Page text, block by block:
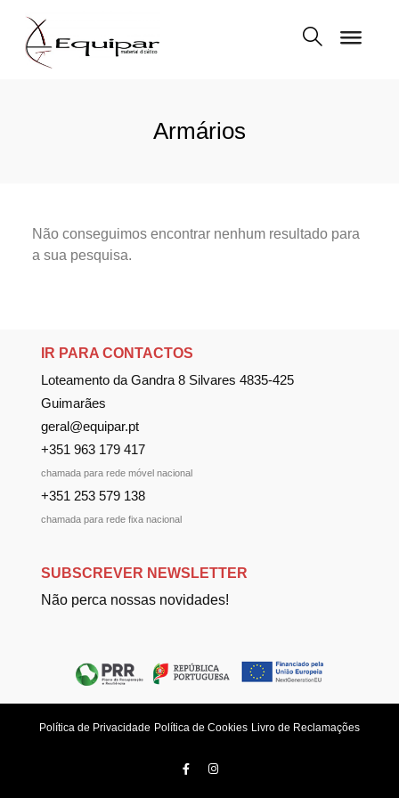
Armários
Não conseguimos encontrar nenhum resultado para
a sua pesquisa.
IR PARA CONTACTOS
Loteamento da Gandra 8 Silvares 4835-425
Guimarães
geral@equipar.pt
+351 963 179 417
chamada para rede móvel nacional
+351 253 579 138
chamada para rede fixa nacional
SUBSCREVER NEWSLETTER
Não perca nossas novidades!
Política de Privacidade Política de Cookies Livro de Reclamações